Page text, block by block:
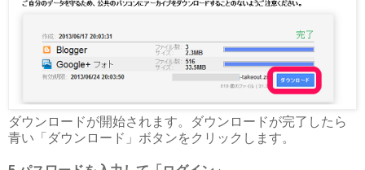
ダウンロードが開始されます。ダウンロードが完了したら
青い「ダウンロード」ボタンをクリックします。